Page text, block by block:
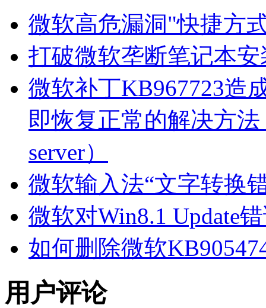
微软高危漏洞"快捷方
打破微软垄断笔记本安
微软补丁KB967723造
即恢复正常的解决方法
server）
微软输入法“文字转换
微软对Win8.1 Update
如何删除微软
用户评论